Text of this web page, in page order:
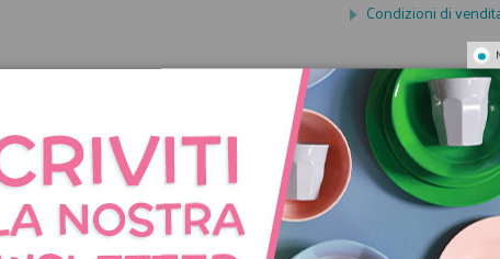
Condizioni di
ACQUISTATO
COMPRATO ANCHE: